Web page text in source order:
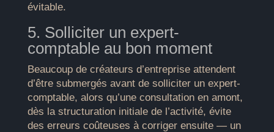
évitable.
5. Solliciter un expert-
comptable au bon moment
Beaucoup de créateurs d’entreprise attendent
d’être submergés avant de solliciter un expert-
comptable, alors qu’une consultation en amont,
dès la structuration initiale de l’activité, évite
des erreurs coûteuses à corriger ensuite — un